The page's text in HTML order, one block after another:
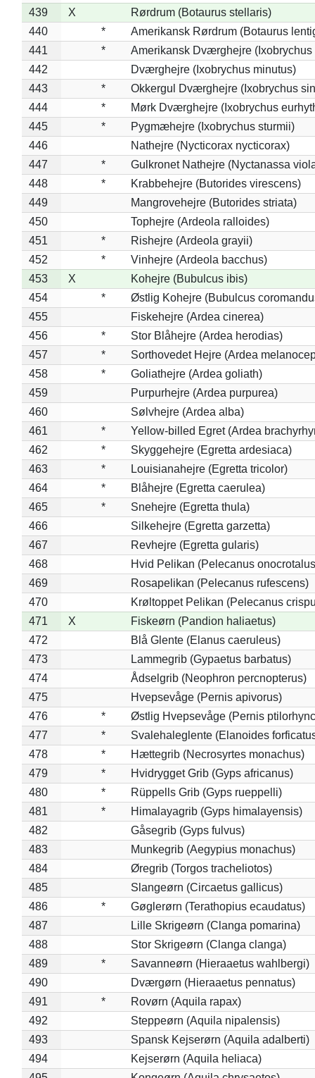
439
X
Rørdrum (Botaurus stellaris)
440
*
Amerikansk Rørdrum (Botaurus
441
*
Amerikansk Dværghejre (Ixobrychus
442
Dværghejre (Ixobrychus minutus)
443
*
Okkergul Dværghejre (Ixobrychus
444
*
Mørk Dværghejre (Ixobrychus
445
*
Pygmæhejre (Ixobrychus sturmii)
446
Nathejre (Nycticorax nycticorax)
447
*
Gulkronet Nathejre (Nyctanassa
448
*
Krabbehejre (Butorides virescens)
449
Mangrovehejre (Butorides striata)
450
Tophejre (Ardeola ralloides)
451
*
Rishejre (Ardeola grayii)
452
*
Vinhejre (Ardeola bacchus)
453
X
Kohejre (Bubulcus ibis)
454
*
Østlig Kohejre (Bubulcus
455
Fiskehejre (Ardea cinerea)
456
*
Stor Blåhejre (Ardea herodias)
457
*
Sorthovedet Hejre (Ardea
458
*
Goliathejre (Ardea goliath)
459
Purpurhejre (Ardea purpurea)
460
Sølvhejre (Ardea alba)
461
*
Yellow-billed Egret (Ardea
462
*
Skyggehejre (Egretta ardesiaca)
463
*
Louisianahejre (Egretta tricolor)
464
*
Blåhejre (Egretta caerulea)
465
*
Snehejre (Egretta thula)
466
Silkehejre (Egretta garzetta)
467
Revhejre (Egretta gularis)
468
Hvid Pelikan (Pelecanus
469
Rosapelikan (Pelecanus rufescens)
470
Krøltoppet Pelikan (Pelecanus
471
X
Fiskeørn (Pandion haliaetus)
472
Blå Glente (Elanus caeruleus)
473
Lammegrib (Gypaetus barbatus)
474
Ådselgrib (Neophron percnopterus)
475
Hvepsevåge (Pernis apivorus)
476
*
Østlig Hvepsevåge (Pernis
477
*
Svalehaleglente (Elanoides
478
*
Hættegrib (Necrosyrtes monachus)
479
*
Hvidrygget Grib (Gyps africanus)
480
*
Rüppells Grib (Gyps rueppelli)
481
*
Himalayagrib (Gyps himalayensis)
482
Gåsegrib (Gyps fulvus)
483
Munkegrib (Aegypius monachus)
484
Øregrib (Torgos tracheliotos)
485
Slangeørn (Circaetus gallicus)
486
*
Gøglerørn (Terathopius ecaudatus)
487
Lille Skrigeørn (Clanga pomarina)
488
Stor Skrigeørn (Clanga clanga)
489
*
Savanneørn (Hieraaetus wahlbergi)
490
Dværgørn (Hieraaetus pennatus)
491
*
Rovørn (Aquila rapax)
492
Steppeørn (Aquila nipalensis)
493
Spansk Kejserørn (Aquila adalberti)
494
Kejserørn (Aquila heliaca)